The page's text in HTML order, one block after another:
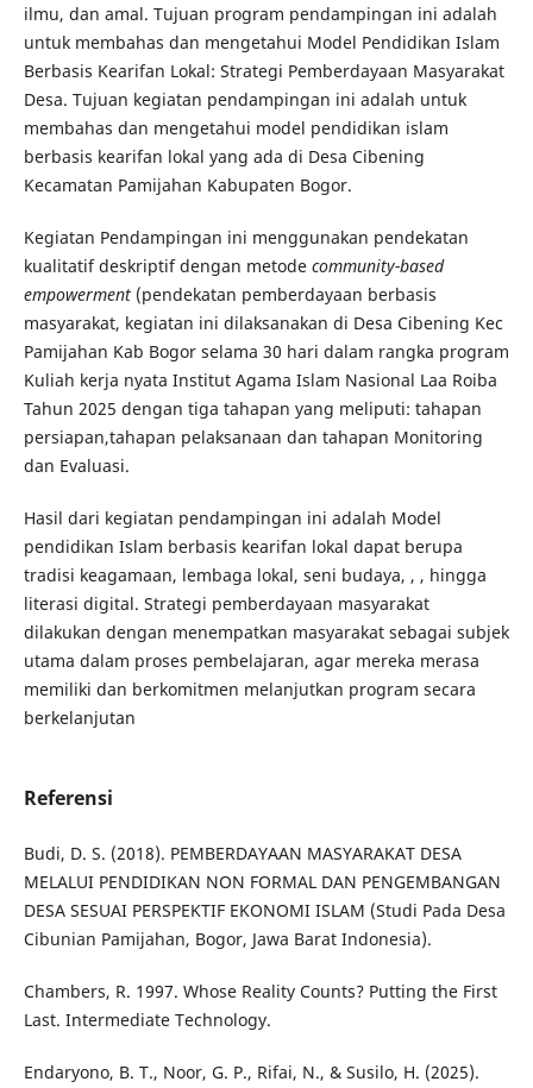
ilmu, dan amal. Tujuan program pendampingan ini adalah
untuk membahas dan mengetahui Model Pendidikan Islam
Berbasis Kearifan Lokal: Strategi Pemberdayaan Masyarakat
Desa. Tujuan kegiatan pendampingan ini adalah untuk
membahas dan mengetahui model pendidikan islam
berbasis kearifan lokal yang ada di Desa Cibening
Kecamatan Pamijahan Kabupaten Bogor.
Kegiatan Pendampingan ini menggunakan pendekatan
kualitatif deskriptif dengan metode community-based
empowerment(pendekatan pemberdayaan berbasis
masyarakat, kegiatan ini dilaksanakan di Desa Cibening Kec
Pamijahan Kab Bogor selama 30 hari dalam rangka program
Kuliah kerja nyata Institut Agama Islam Nasional Laa Roiba
Tahun 2025 dengan tiga tahapan yang meliputi: tahapan
persiapan,tahapan pelaksanaan dan tahapan Monitoring
dan Evaluasi.
Hasil dari kegiatan pendampingan ini adalah Model
pendidikan Islam berbasis kearifan lokal dapat berupa
tradisi keagamaan, lembaga lokal, seni budaya, , , hingga
literasi digital. Strategi pemberdayaan masyarakat
dilakukan dengan menempatkan masyarakat sebagai subjek
utama dalam proses pembelajaran, agar mereka merasa
memiliki dan berkomitmen melanjutkan program secara
berkelanjutan
Referensi
Budi, D. S. (2018). PEMBERDAYAAN MASYARAKAT DESA
MELALUI PENDIDIKAN NON FORMAL DAN PENGEMBANGAN
DESA SESUAI PERSPEKTIF EKONOMI ISLAM (Studi Pada Desa
Cibunian Pamijahan, Bogor, Jawa Barat Indonesia).
Chambers, R. 1997. Whose Reality Counts? Putting the First
Last. Intermediate Technology.
Endaryono, B. T., Noor, G. P., Rifai, N., & Susilo, H. (2025).